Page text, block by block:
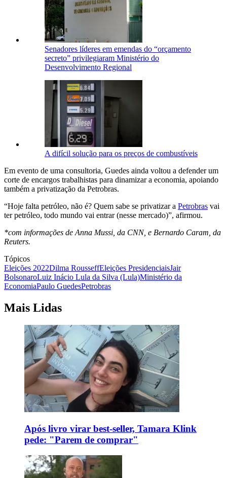
Senadores líderes em emendas do “orçamento
secreto” privilegiaram Ministério do
Desenvolvimento Regional
A difícil solução para os preços de combustíveis
Em evento de uma consultoria, Guedes ainda voltou a defender um
corte de encargos trabalhistas para dinamizar a economia, apoiando
também a privatização da Petrobras.
“Hoje falta petróleo, não é? Quem sabe se privatizar a Petrobras vai
ter petróleo, todo mundo vai entrar (nesse mercado)”, afirmou.
*com informações de Anna Mussi, da CNN, e Bernardo Caram, da
Reuters.
Tópicos
Eleições 2022Dilma RousseffEleições PresidenciaisJair
BolsonaroLuiz Inácio Lula da Silva (Lula)Ministério da
EconomiaPaulo GuedesPetrobras
Mais Lidas
Após livro virar best-seller, Tamara Klink
pede: "Parem de comprar"